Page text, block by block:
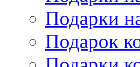
Подарки
Подарок